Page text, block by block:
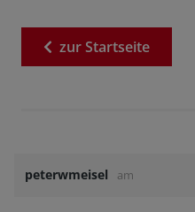
zurStartseite
peterwmeisel am